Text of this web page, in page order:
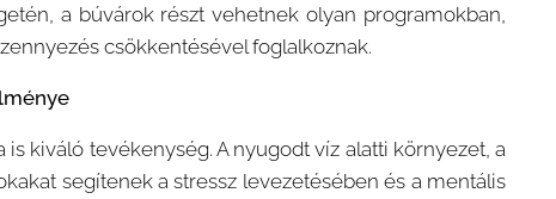
a búvárok részt vehetnek olyan programokban,
csökkentésével foglalkoznak.
kiváló tevékenység. A nyugodt víz alatti környezet, a
segítenek a stressz levezetésében és a mentális